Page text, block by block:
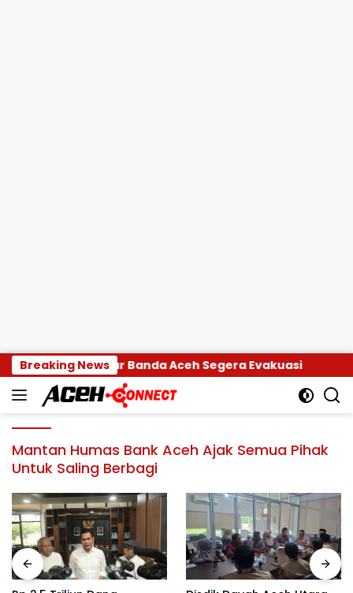
Langsung
ke
konten
Breaking News
Damkar Banda Aceh Segera Evakuasi Rp 2,5
Mantan Humas Bank Aceh Ajak Semua Pihak
Untuk Saling Berbagi